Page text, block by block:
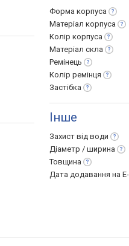
Форма корпуса
Матеріал корпуса
Колір корпуса
Матеріал скла
Ремінець
Колір ремінця
Застібка
Інше
Захист від води
Діаметр / ширина
Товщина
Дата додавання на